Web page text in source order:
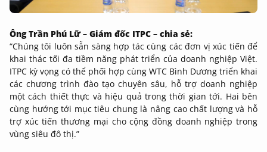
Ông Trần Phú Lữ – Giám đốc ITPC – chia sẻ:
“Chúng tôi luôn sẵn sàng hợp tác cùng các đơn vị xúc tiến để
khai thác tối đa tiềm năng phát triển của doanh nghiệp Việt.
ITPC kỳ vọng có thể phối hợp cùng WTC Bình Dương triển khai
các chương trình đào tạo chuyên sâu, hỗ trợ doanh nghiệp
một cách thiết thực và hiệu quả trong thời gian tới. Hai bên
cùng hướng tới mục tiêu chung là nâng cao chất lượng và hỗ
trợ xúc tiến thương mại cho cộng đồng doanh nghiệp trong
vùng siêu đô thị.”